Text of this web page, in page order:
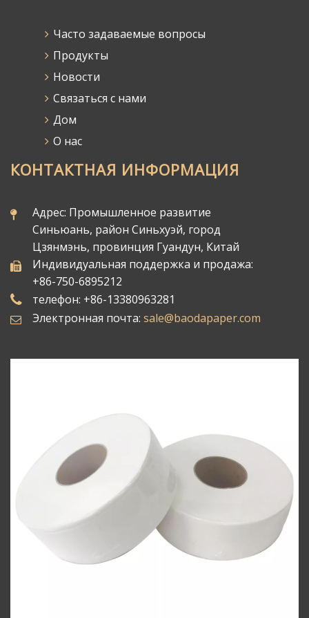
Часто задаваемые вопросы
Продукты
Новости
Связаться с нами
Дом
О нас
КОНТАКТНАЯ ИНФОРМАЦИЯ
Адрес: Промышленное развитие
Синьюань, район Синьхуэй, город
Цзянмэнь, провинция Гуандун, Китай
Индивидуальная поддержка и продажа:
+86-750-6895212
телефон: +86-13380963281
Электронная почта: sale@baodapaper.com​​​​​​